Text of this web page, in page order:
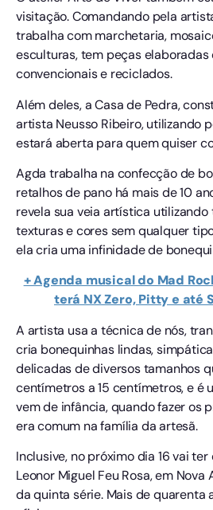
visitação. Comandando pela
trabalha com marchetaria,
esculturas, tem peças
convencionais e reciclados.
Além deles, a Casa de Pedra,
artista Neusso Ribeiro, utilizando
estará aberta para quem quiser
Agda trabalha na confecção de
retalhos de pano há mais de 10
revela sua veia artística
texturas e cores sem qualquer
ela cria uma infinidade de
+ Agenda musical do Mad
terá NX Zero, Pitty e até
A artista usa a técnica de nós,
cria bonequinhas lindas,
delicadas de diversos tamanhos
centímetros a 15 centímetros, e é
vem de infância, quando fazer os
era comum na família da artesã.
Inclusive, no próximo dia 16 vai ter
Leonor Miguel Feu Rosa, em
da quinta série. Mais de quarenta